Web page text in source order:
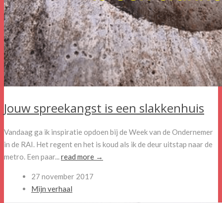
Jouw spreekangst is een slakkenhuis
Vandaag ga ik inspiratie opdoen bij de Week van de Ondernemer
in de RAI. Het regent en het is koud als ik de deur uitstap naar de
metro. Een paar...read more →
27 november 2017
Mijn verhaal